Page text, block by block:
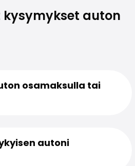
kysymykset auton
osamaksulla tai
autoni